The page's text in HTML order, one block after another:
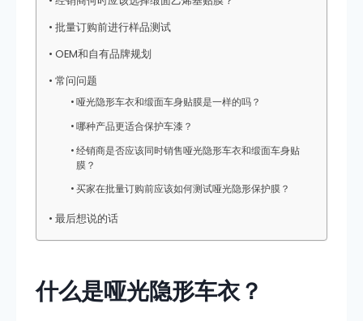
批量订购前进行样品测试
OEM和自有品牌规划
常问问题
哑光隐形车衣和缎面车身贴膜是一样的吗？
哪种产品更适合保护车漆？
经销商是否应该同时销售哑光隐形车衣和缎面车身贴
膜？
买家在批量订购前应该如何测试哑光隐形保护膜？
最后想说的话
什么是哑光隐形车衣？